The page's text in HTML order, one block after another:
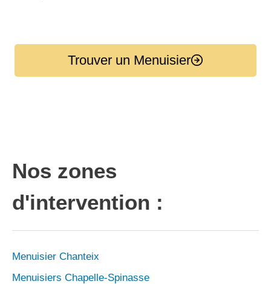
Trouver un Menuisier
Nos zones
d'intervention :
Menuisier Chanteix
Menuisiers Chapelle-Spinasse